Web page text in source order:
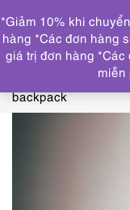
Trang chủ TÚI
4053-Balo
backpack
*Giảm 10% khi
hàng *Các đơn hàng
giá trị đơn hàng *Các
miễn